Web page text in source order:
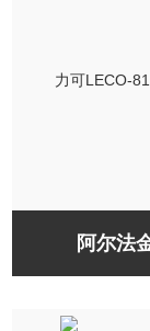
阿尔法